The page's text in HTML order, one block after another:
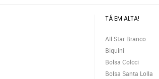
TÁ EM ALTA!
All Star Branco
Biquini
Bolsa Colcci
Bolsa Santa Lolla